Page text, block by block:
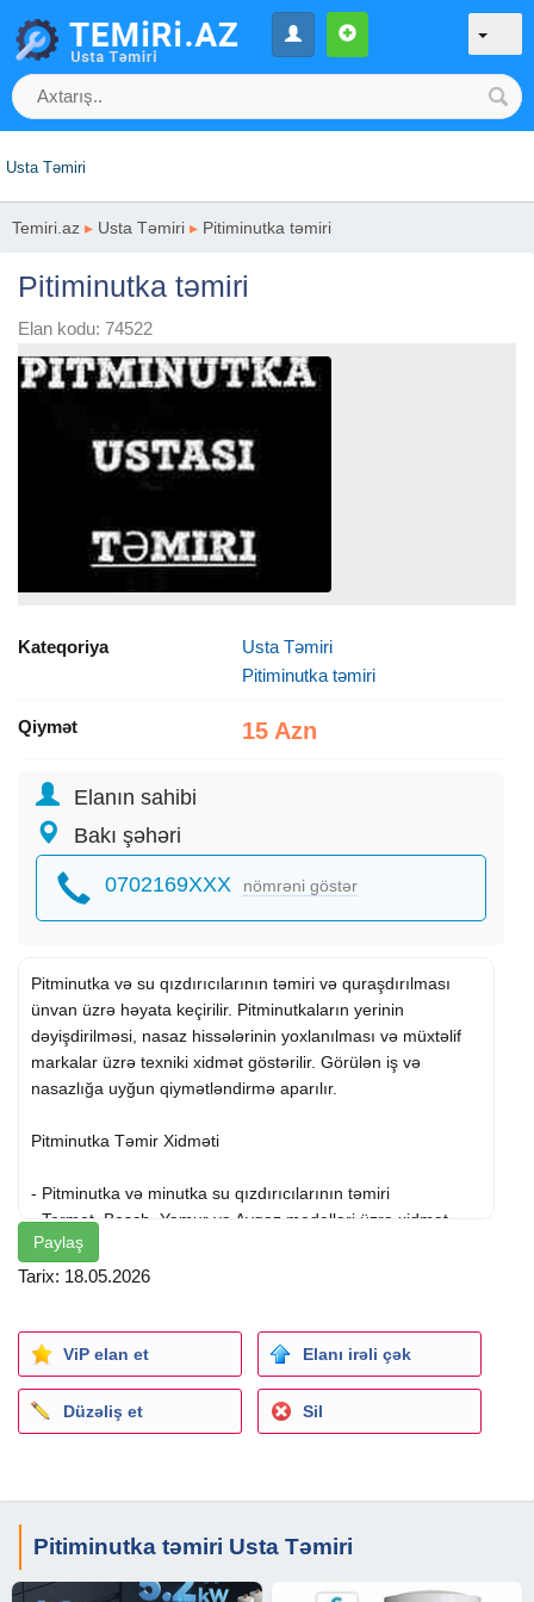
Usta Təmiri
Temiri.az ▸ Usta Təmiri ▸ Pitiminutka təmiri
Pitiminutka təmiri
Elan kodu: 74522
Kateqoriya
Usta Təmiri
Pitiminutka təmiri
Qiymət 15 Azn
Elanın sahibi
Bakı şəhəri
0702169XXX nömrəni göstər
Pitminutka və su qızdırıcılarının təmiri və quraşdırılması
ünvan üzrə həyata keçirilir. Pitminutkaların yerinin
dəyişdirilməsi, nasaz hissələrinin yoxlanılması və müxtəlif
markalar üzrə texniki xidmət göstərilir. Görülən iş və
nasazlığa uyğun qiymətləndirmə aparılır.
Pitminutka Təmir Xidməti
- Pitminutka və minutka su qızdırıcılarının təmiri
- Termet, Bosch, Yamur və Ayqaz modelləri üzrə xidmət
- Qazla işləyən su qızdırıcılarının yoxlanılması
- Pitminutkaların yeni ünvanda quraşdırılması
- Mövcud cihazın yerinin dəyişdirilməsi
- Mənzil daxilində montaj işlərinin görülməsi
- Su qızdırıcısının işləmə vəziyyətinin yoxlanılması
- Görüləcək işə uyğun qiymətləndirmə aparılması
Paylaş
Tarix: 18.05.2026
ViP elan et Elanı irəli çək
Düzəliş et Sil
Pitiminutka təmiri Usta Təmiri